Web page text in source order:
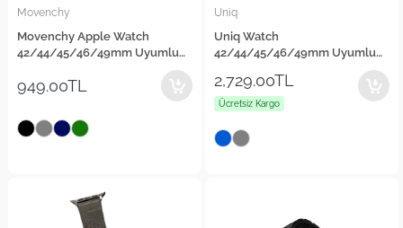
Movenchy
Movenchy Apple Watch
42/44/45/46/49mm Uyumlu
MO-WB1 Çift Renk Mıknatıslı
Silikon Kordon
949.00TL
Uniq
Uniq Watch
42/44/45/46/49mm Uyumlu
Kordon
2,729.00TL
Ücretsiz Kargo